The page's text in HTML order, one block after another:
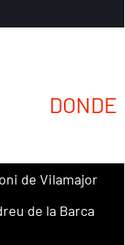
de Vilamajor
de la Barca